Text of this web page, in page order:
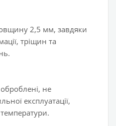
2,5 мм, завдяки
тріщин та
не
експлуатації,